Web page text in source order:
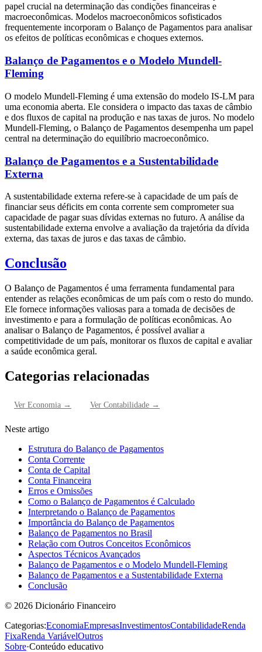
papel crucial na determinação das condições financeiras e
macroeconômicas. Modelos macroeconômicos sofisticados
frequentemente incorporam o Balanço de Pagamentos para analisar
os efeitos de políticas econômicas e choques externos.
Balanço de Pagamentos e o Modelo Mundell-
Fleming
O modelo Mundell-Fleming é uma extensão do modelo IS-LM para
uma economia aberta. Ele considera o impacto das taxas de câmbio
e dos fluxos de capital na produção e nas taxas de juros. No modelo
Mundell-Fleming, o Balanço de Pagamentos desempenha um papel
central na determinação do equilíbrio macroeconômico.
Balanço de Pagamentos e a Sustentabilidade
Externa
A sustentabilidade externa refere-se à capacidade de um país de
financiar seus déficits em conta corrente sem comprometer sua
capacidade de pagar suas dívidas externas no futuro. A análise da
sustentabilidade externa envolve a avaliação da trajetória da dívida
externa, das taxas de juros e das taxas de câmbio.
Conclusão
O Balanço de Pagamentos é uma ferramenta fundamental para
entender as relações econômicas de um país com o resto do mundo.
Ele fornece informações valiosas para a tomada de decisões de
investimento e para a formulação de políticas econômicas. Ao
analisar o Balanço de Pagamentos, é possível avaliar a
competitividade de um país, monitorar os fluxos de capital e avaliar
a saúde econômica geral.
Categorias relacionadas
Ver Economia → Ver Contabilidade →
Neste artigo
Estrutura do Balanço de Pagamentos
Conta Corrente
Conta de Capital
Conta Financeira
Erros e Omissões
Como o Balanço de Pagamentos é Calculado
Interpretando o Balanço de Pagamentos
Importância do Balanço de Pagamentos
Balanço de Pagamentos no Brasil
Relação com Outros Conceitos Econômicos
Aspectos Técnicos Avançados
Balanço de Pagamentos e o Modelo Mundell-Fleming
Balanço de Pagamentos e a Sustentabilidade Externa
Conclusão
© 2026 Dicionário Financeiro
Categorias:EconomiaEmpresasInvestimentosContabilidadeRenda
FixaRenda VariávelOutros
Sobre·Conteúdo educativo